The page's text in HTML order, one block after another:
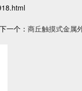
下一个： 商丘触摸式金属